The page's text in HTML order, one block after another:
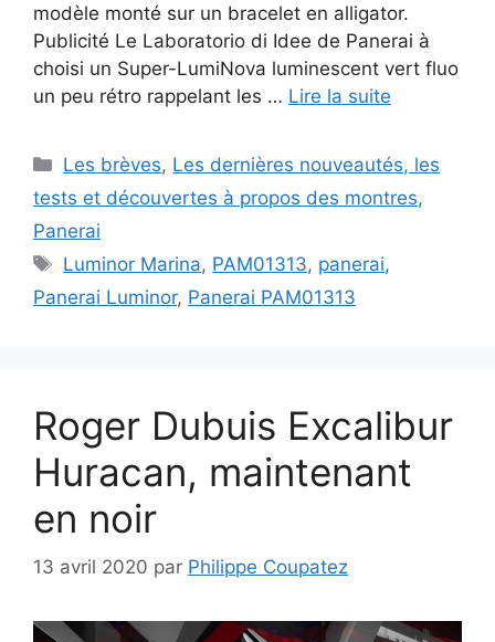
modèle monté sur un bracelet en alligator.
Publicité Le Laboratorio di Idee de Panerai à
choisi un Super-LumiNova luminescent vert fluo
un peu rétro rappelant les … Lire la suite
Catégories
Les brèves, Les dernières nouveautés, les
tests et découvertes à propos des montres,
Panerai
Étiquettes
Luminor Marina, PAM01313, panerai,
Panerai Luminor, Panerai PAM01313
Roger Dubuis Excalibur
Huracan, maintenant
en noir
13 avril 2020 par Philippe Coupatez